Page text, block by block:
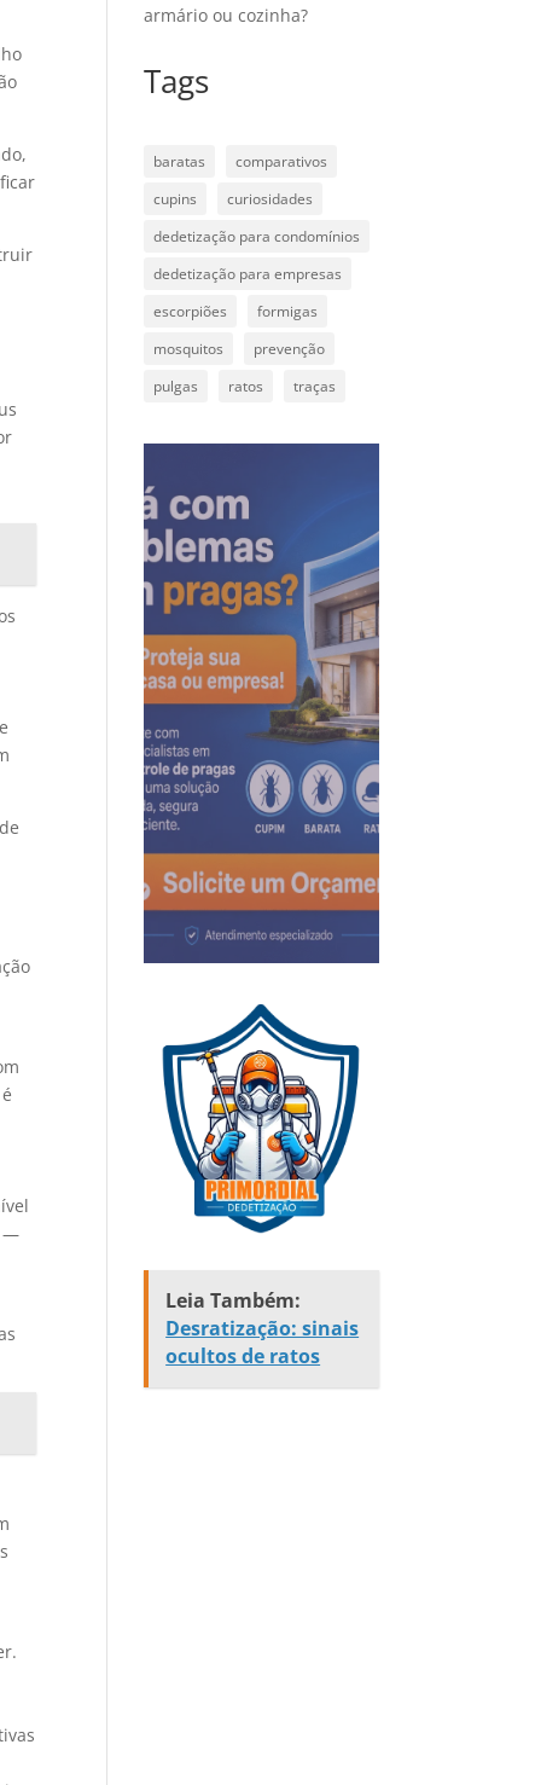
—
armário ou cozinha?
Tags
baratas
comparativos
cupins
curiosidades
dedetização para condomínios
dedetização para empresas
escorpiões
formigas
mosquitos
prevenção
pulgas
ratos traças
Leia Também:
Desratização: sinais
ocultos de ratos